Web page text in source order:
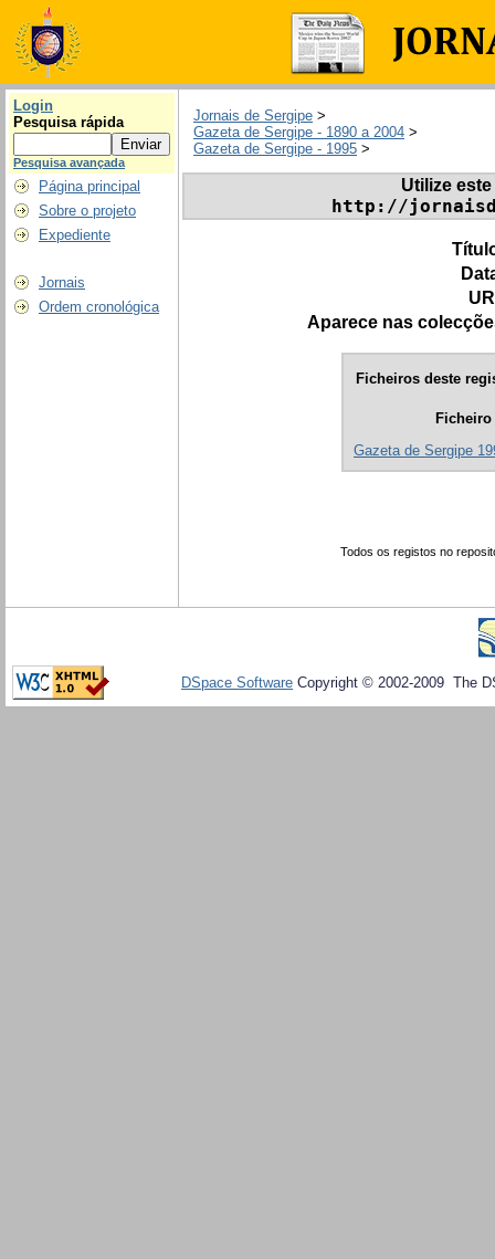
Login
Pesquisa rápida
Pesquisa avançada
Página principal
Sobre o projeto
Expediente
Jornais
Ordem cronológica
Jornais de Sergipe >
Gazeta de Sergipe - 1890 a 2004 >
Gazeta de Sergipe - 1995 >
Utilize
http://
Aparece nas
Ficheiros deste
Ficheiro
Gazeta de Sergipe
Todos os registos no
DSpace Software Copyright © 2002-2009 The